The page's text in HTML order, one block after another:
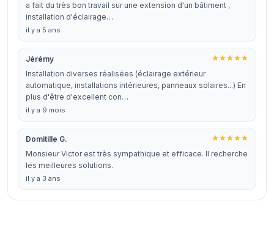
a fait du très bon travail sur une extension d'un bâtiment ,
installation d'éclairage…
il y a 5 ans
Jérémy
Installation diverses réalisées (éclairage extérieur
automatique, installations intérieures, panneaux solaires...) En
plus d'être d'excellent con…
il y a 9 mois
Domitille G.
Monsieur Victor est très sympathique et efficace. Il recherche
les meilleures solutions.
il y a 3 ans